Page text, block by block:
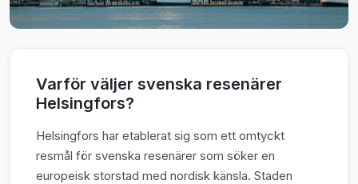
Varför väljer svenska resenärer
Helsingfors?
Helsingfors har etablerat sig som ett omtyckt
resmål för svenska resenärer som söker en
europeisk storstad med nordisk känsla. Staden